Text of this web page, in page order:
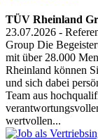
TÜV Rheinland
23.07.2026 -
Group Die
mit über 28.000
Rheinland können
und sich dabei
Team aus
wertvollen...